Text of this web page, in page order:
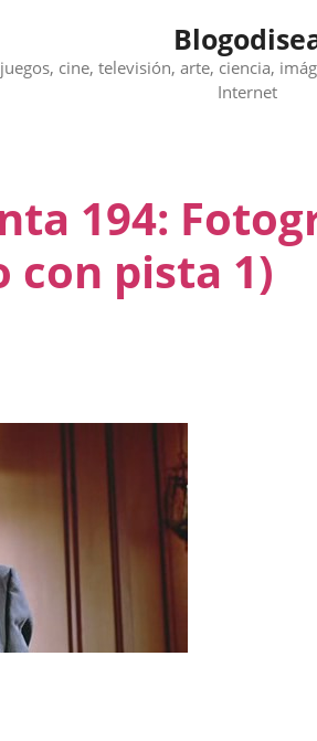
cine, televisión, arte, ciencia,
Internet
194:
con pista 1)